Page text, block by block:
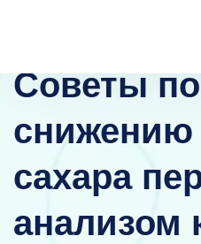
Советы по
снижению
сахара
анализом